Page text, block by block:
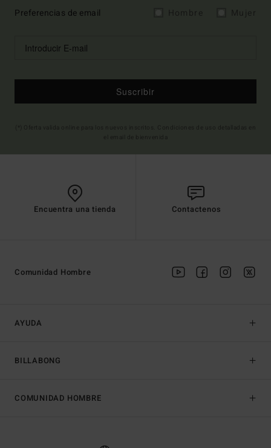
Preferencias de email
Suscribir
Encuentra una tienda Contactenos
AYUDA
BILLABONG
Comunidad Hombre
COMUNIDAD HOMBRE